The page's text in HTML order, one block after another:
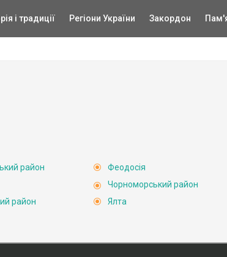
і традиції Регіони України Закордон
район
район
Феодосія
Чорноморський район
Ялта